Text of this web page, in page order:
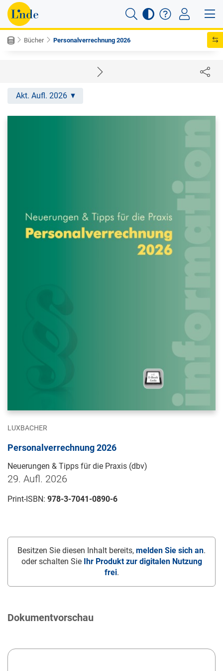
Bücher Personalverrechnung 2026
Akt. Aufl. 2026
LUXBACHER
Personalverrechnung 2026
Neuerungen & Tipps für die Praxis (dbv)
29. Aufl. 2026
Print-ISBN: 978-3-7041-0890-6
Besitzen Sie diesen Inhalt bereits, melden Sie sich an.
oder schalten Sie
Ihr Produkt zur digitalen Nutzung
frei.
Dokumentvorschau